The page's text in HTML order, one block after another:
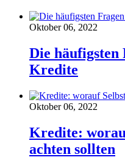
Oktober 06, 2022
Die häufigsten
Kredite
Oktober 06, 2022
Kredite:
achten sollten